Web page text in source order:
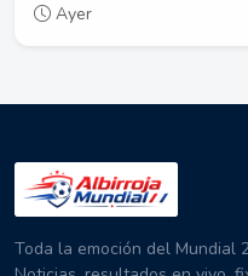
Ayer
Toda la emoción del Mundial